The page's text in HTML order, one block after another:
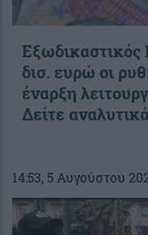
δισ. ευρώ οι
έναρξη
Δείτε
14:53, 5 Αυγούστου